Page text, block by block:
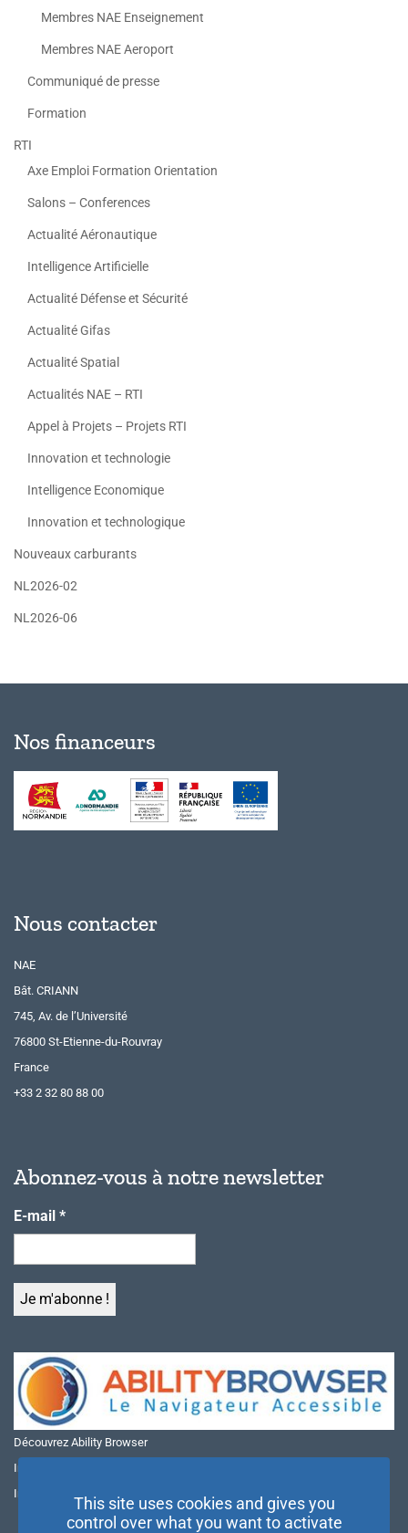
Membres NAE Enseignement
Membres NAE Aeroport
Communiqué de presse
Formation
RTI
Axe Emploi Formation Orientation
Salons – Conferences
Actualité Aéronautique
Intelligence Artificielle
Actualité Défense et Sécurité
Actualité Gifas
Actualité Spatial
Actualités NAE – RTI
Appel à Projets – Projets RTI
Innovation et technologie
Intelligence Economique
Innovation et technologique
Nouveaux carburants
NL2026-02
NL2026-06
Nos financeurs
Nous contacter
NAE
Bât. CRIANN
745, Av. de l’Université
76800 St-Etienne-du-Rouvray
France
+33 2 32 80 88 00
Abonnez-vous à notre newsletter
E-mail *
Découvrez Ability Browser
Installer Ability Browser sur Windows
Installer Ability Browser sur Mac
This site uses cookies and gives you
control over what you want to activate